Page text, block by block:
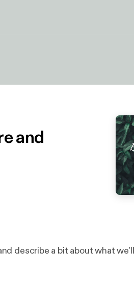
and
describe a bit about what